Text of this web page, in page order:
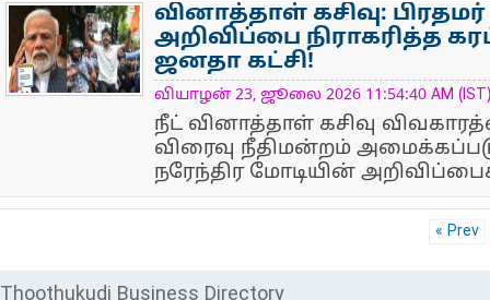
NewsIcon
வினாத்தாள் கசிவு:
அறிவிப்பை நிராகரித்த
ஜனதா கட்சி!
வியாழன் 23, ஜூலை 2026 11:54:40 AM (IST)
நீட் வினாத்தாள் கசிவு
விரைவு நீதிமன்றம்
நரேந்திர மோடியின்
« Prev